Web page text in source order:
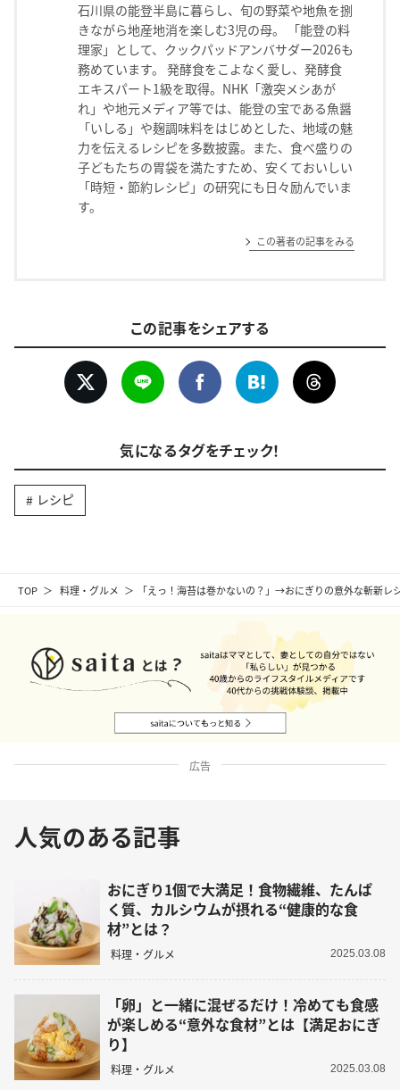
TOP 料理・グルメ 「えっ！海苔は巻かないの？」→おにぎりの意外な斬新レ
石川県の能登半島に暮らし、旬の野菜や地魚を捌
きながら地産地消を楽しむ3児の母。 「能登の料
理家」として、クックパッドアンバサダー2026も
務めています。 発酵食をこよなく愛し、発酵食
エキスパート1級を取得。NHK「激突メシあが
れ」や地元メディア等では、能登の宝である魚醤
「いしる」や麹調味料をはじめとした、地域の魅
力を伝えるレシピを多数披露。また、食べ盛りの
子どもたちの胃袋を満たすため、安くておいしい
「時短・節約レシピ」の研究にも日々励んでいま
す。
この著者の記事をみる
この記事をシェアする
気になるタグをチェック！
レシピ
広告
人気のある記事
おにぎり1個で大満足！食物繊維、たんぱ
く質、カルシウムが摂れる“健康的な食
材”とは？
料理・グルメ 2025.03.08
「卵」と一緒に混ぜるだけ！冷めても食感
が楽しめる“意外な食材”とは【満足おにぎ
り】
料理・グルメ 2025.03.08